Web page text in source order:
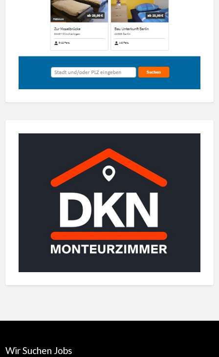
Wir Suchen Jobs